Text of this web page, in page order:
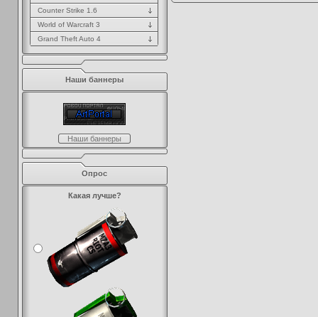
Counter Strike 1.6
World of Warcraft 3
Grand Theft Auto 4
Наши баннеры
Наши баннеры
Опрос
Какая лучше?